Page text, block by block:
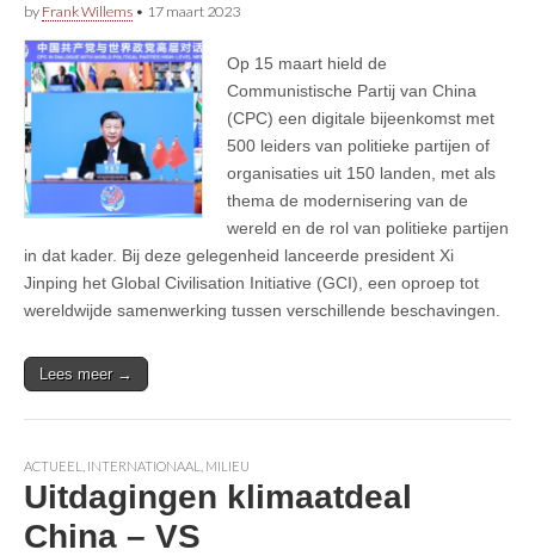
by Frank Willems • 17 maart 2023
Op 15 maart hield de
Communistische Partij van China
(CPC) een digitale bijeenkomst met
500 leiders van politieke partijen of
organisaties uit 150 landen, met als
thema de modernisering van de
wereld en de rol van politieke partijen
in dat kader. Bij deze gelegenheid lanceerde president Xi
Jinping het Global Civilisation Initiative (GCI), een oproep tot
wereldwijde samenwerking tussen verschillende beschavingen.
Lees meer →
ACTUEEL INTERNATIONAAL MILIEU
Uitdagingen klimaatdeal
China – VS